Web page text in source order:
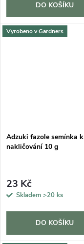
DO KOŠÍKU
Vyrobeno v Gardners
Adzuki fazole semínka k
nakličování 10 g
23 Kč
Skladem >20 ks
DO KOŠÍKU